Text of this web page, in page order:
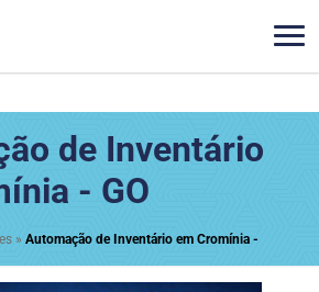
de Inventário
- GO
»Automação de Inventário em Cromínia -